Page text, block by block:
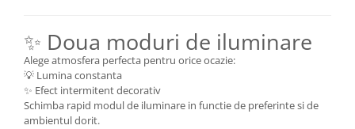
✨ Doua moduri de iluminare
Alege atmosfera perfecta pentru orice ocazie:
💡 Lumina constanta
✨ Efect intermitent decorativ
Schimba rapid modul de iluminare in functie de preferinte si de
ambientul dorit.